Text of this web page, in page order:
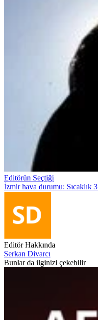
Editörün Seçtiği
İzmir hava durumu: Sıcaklık
Editör Hakkında
Serkan Divarcı
Bunlar da ilginizi çekebilir